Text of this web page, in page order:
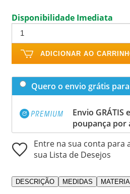
Disponibilidade Imediata
ADICIONAR AO
Quero o envio grátis
Envio GRÁTIS
poupança por
Entre na sua conta
sua Lista de Desejos
DESCRIÇÃO MEDIDAS